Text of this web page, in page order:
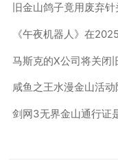
旧金山鸽子竟用废弃
马斯克的X公司将关闭
咸鱼之王水漫金山活
剑网3无界金山通行证